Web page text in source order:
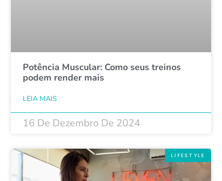
Potência Muscular: Como seus treinos
podem render mais
LEIA MAIS
16 De Dezembro De 2024
LIFESTYLE